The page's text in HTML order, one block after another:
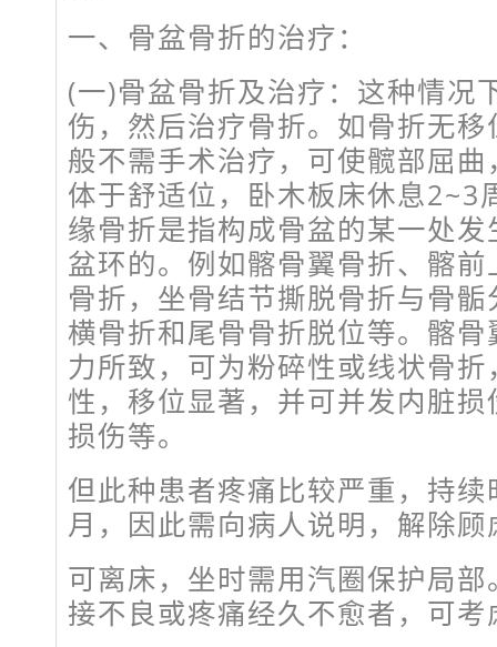
一、骨盆骨折的治疗：
(一)骨盆骨折及治疗：这种情况
伤，然后治疗骨折。如骨折无
般不需手术治疗，可使髋部屈
体于舒适位，卧木板床休息2~3
缘骨折是指构成骨盆的某一处
盆环的。例如髂骨翼骨折、髂
骨折，坐骨结节撕脱骨折与骨
横骨折和尾骨骨折脱位等。髂
力所致，可为粉碎性或线状骨
性，移位显著，并可并发内脏
损伤等。
但此种患者疼痛比较严重，持
月，因此需向病人说明，解除顾
可离床，坐时需用汽圈保护局
接不良或疼痛经久不愈者，可